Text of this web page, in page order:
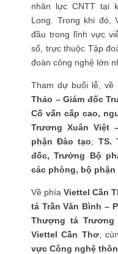
nhân lực CNTT tại
Long. Trong khi đó,
đầu trong lĩnh vực
số, trực thuộc Tập
đoàn công nghệ lớn
Tham dự buổi lễ, về
Thảo – Giám đốc
Cố vấn cấp cao,
Trương Xuân Việt
phận Đào tạo; TS.
đốc, Trưởng Bộ
các phòng, bộ phận
Về phía Viettel Cần
tá Trần Văn Bình –
Thượng tá Trương
Viettel Cần Thơ,
vực Công nghệ